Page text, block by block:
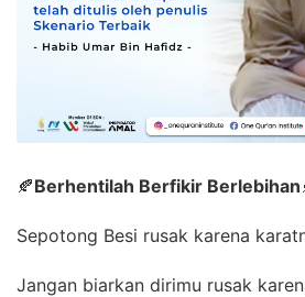
🍂Berhentilah Berfikir Berlebihan
Sepotong Besi rusak karena
Jangan biarkan dirimu rusak